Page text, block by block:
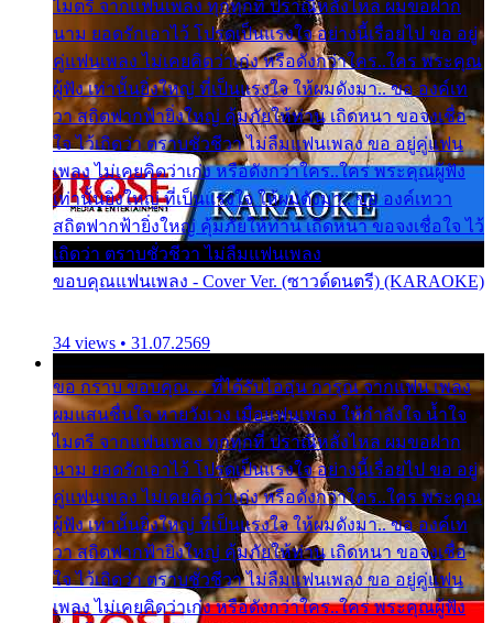
ไมตรี จากแฟนเพลง ทุกทุกที่ ปราณีหลั่งไหล ผมขอฝาก
นาม ยอดรักเอาไว้ โปรดเป็นแรงใจ อย่างนี้เรื่อยไป ขอ อยู่
คู่แฟนเพลง ไม่เคยคิดว่าเก่ง หรือดังกว่าใคร..ใคร พระคุณ
ผู้ฟัง เท่านั้นยิ่งใหญ่ ที่เป็นแรงใจ ให้ผมดังมา.. ขอ องค์เท
วา สถิตฟากฟ้ายิ่งใหญ่ คุ้มภัยให้ท่าน เถิดหนา ขอจงเชื่อ
ใจ ไว้เถิดว่า ตราบชั่วชีวา ไม่ลืมแฟนเพลง ขอ อยู่คู่แฟน
เพลง ไม่เคยคิดว่าเก่ง หรือดังกว่าใคร..ใคร พระคุณผู้ฟัง
เท่านั้นยิ่งใหญ่ ที่เป็นแรงใจ ให้ผมดังมา.. ขอ องค์เทวา
สถิตฟากฟ้ายิ่งใหญ่ คุ้มภัยให้ท่าน เถิดหนา ขอจงเชื่อใจ ไว้
เถิดว่า ตราบชั่วชีวา ไม่ลืมแฟนเพลง
ขอบคุณแฟนเพลง - Cover Ver. (ซาวด์ดนตรี) (KARAOKE)
34 views • 31.07.2569
ขอ กราบ ขอบคุณ.... ที่ได้รับไออุ่น การุณ จากแฟน เพลง
ผมแสนชื่นใจ หายวังเวง เมื่อแฟนเพลง ให้กำลังใจ น้ำใจ
ไมตรี จากแฟนเพลง ทุกทุกที่ ปราณีหลั่งไหล ผมขอฝาก
นาม ยอดรักเอาไว้ โปรดเป็นแรงใจ อย่างนี้เรื่อยไป ขอ อยู่
คู่แฟนเพลง ไม่เคยคิดว่าเก่ง หรือดังกว่าใคร..ใคร พระคุณ
ผู้ฟัง เท่านั้นยิ่งใหญ่ ที่เป็นแรงใจ ให้ผมดังมา.. ขอ องค์เท
วา สถิตฟากฟ้ายิ่งใหญ่ คุ้มภัยให้ท่าน เถิดหนา ขอจงเชื่อ
ใจ ไว้เถิดว่า ตราบชั่วชีวา ไม่ลืมแฟนเพลง ขอ อยู่คู่แฟน
เพลง ไม่เคยคิดว่าเก่ง หรือดังกว่าใคร..ใคร พระคุณผู้ฟัง